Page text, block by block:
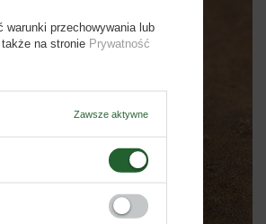
warunki przechowywania lub
na stronie Prywatność
Zawsze aktywne